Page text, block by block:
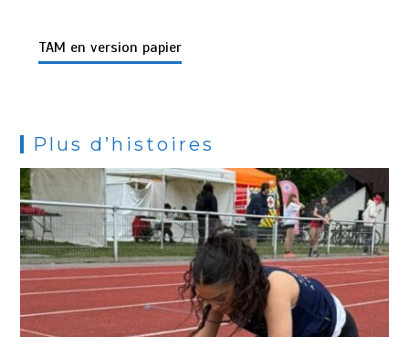
TAM en version papier
Plus d’histoires